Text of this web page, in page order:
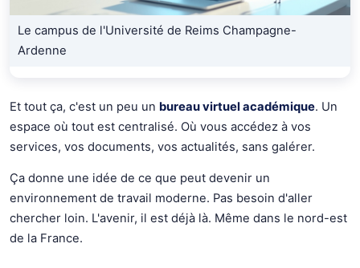
Le campus de l'Université de Reims Champagne-
Ardenne
Et tout ça, c'est un peu un bureau virtuel académique. Un
espace où tout est centralisé. Où vous accédez à vos
services, vos documents, vos actualités, sans galérer.
Ça donne une idée de ce que peut devenir un
environnement de travail moderne. Pas besoin d'aller
chercher loin. L'avenir, il est déjà là. Même dans le nord-est
de la France.